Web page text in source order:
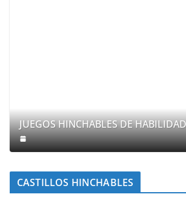
JUEGOS HINCHABLES DE HABILIDAD
CASTILLOS HINCHABLES